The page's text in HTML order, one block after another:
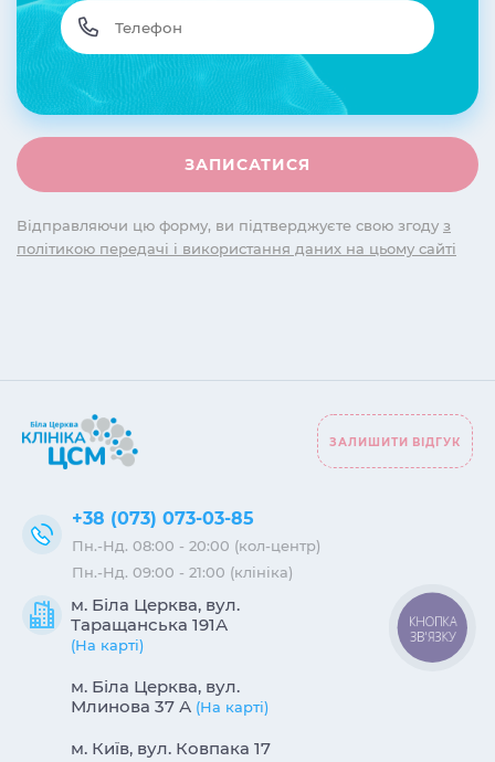
Відправляючи цю форму, ви підтверджуєте свою згоду з
політикою передачі і використання даних на цьому сайті
м. Біла Церква, вул.
Таращанська 191А
(На карті)
м. Біла Церква, вул.
Млинова 37 А (На карті)
м. Київ, вул. Ковпака 17
+38 (073) 073-03-85
Пн.-Нд. 08:00 - 20:00 (кол-центр)
Пн.-Нд. 09:00 - 21:00 (клініка)
ЗАЛИШИТИ ВІДГУК
КНОПКА
ЗВ'ЯЗКУ